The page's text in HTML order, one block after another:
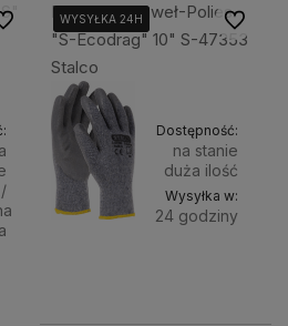
/
ulubionychRękawice Baweł-Polies.
"S-Ecodrag" 10" S-47353
Stalco
WYSYŁKA 24H
WYSYŁKA 24H
WYSYŁKA 24H
Dostępność:
na stanie
duża ilość
Wysyłka w:
24 godziny
Do